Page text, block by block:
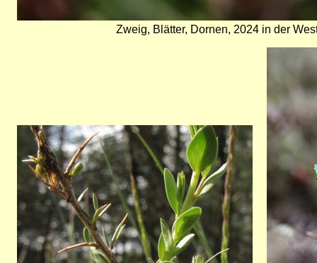
Zweig, Blätter, Dornen, 2024 in der
Bild